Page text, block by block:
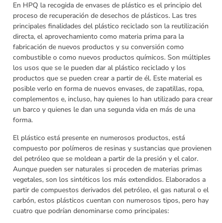
En HPQ la recogida de envases de plástico es el principio del
proceso de recuperación de desechos de plásticos. Las tres
principales finalidades del plástico reciclado son la reutilización
directa, el aprovechamiento como materia prima para la
fabricación de nuevos productos y su conversión como
combustible o como nuevos productos químicos. Son múltiples
los usos que se le pueden dar al plástico reciclado y los
productos que se pueden crear a partir de él. Este material es
posible verlo en forma de nuevos envases, de zapatillas, ropa,
complementos e, incluso, hay quienes lo han utilizado para crear
un barco y quienes le dan una segunda vida en más de una
forma.
El plástico está presente en numerosos productos, está
compuesto por polímeros de resinas y sustancias que provienen
del petróleo que se moldean a partir de la presión y el calor.
Aunque pueden ser naturales si proceden de materias primas
vegetales, son los sintéticos los más extendidos. Elaborados a
partir de compuestos derivados del petróleo, el gas natural o el
carbón, estos plásticos cuentan con numerosos tipos, pero hay
cuatro que podrían denominarse como principales: